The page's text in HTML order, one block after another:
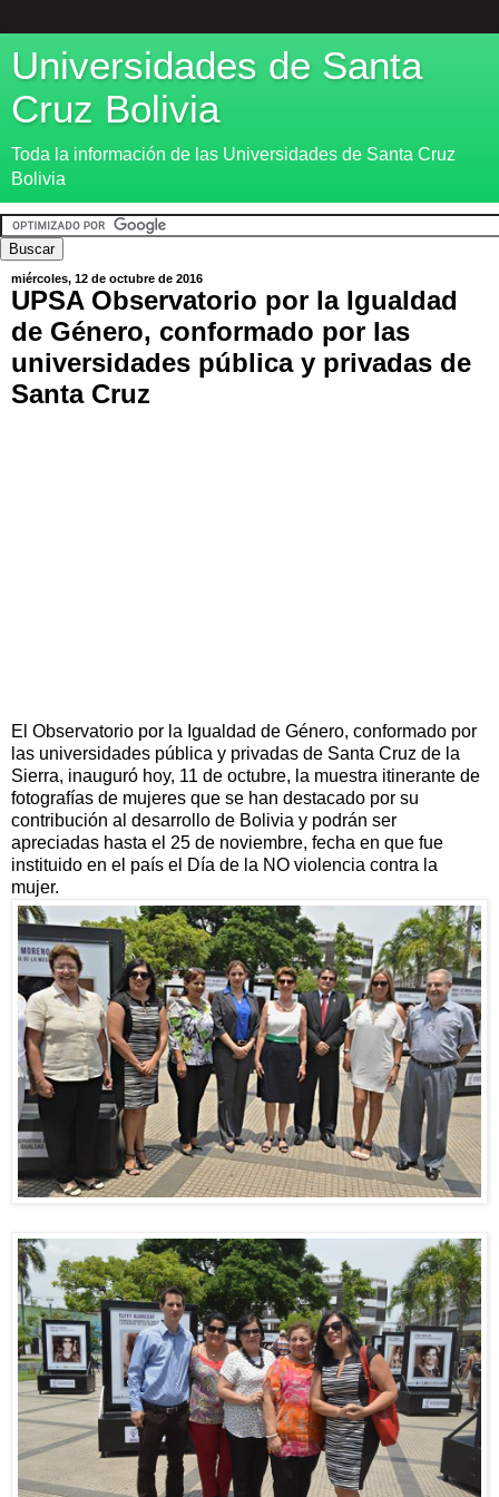
Universidades de Santa
Cruz Bolivia
Toda la información de las Universidades de Santa Cruz
Bolivia
miércoles, 12 de octubre de 2016
UPSA Observatorio por la Igualdad
de Género, conformado por las
universidades pública y privadas de
Santa Cruz
El Observatorio por la Igualdad de Género, conformado por
las universidades pública y privadas de Santa Cruz de la
Sierra, inauguró hoy, 11 de octubre, la muestra itinerante de
fotografías de mujeres que se han destacado por su
contribución al desarrollo de Bolivia y podrán ser
apreciadas hasta el 25 de noviembre, fecha en que fue
instituido en el país el Día de la NO violencia contra la
mujer.